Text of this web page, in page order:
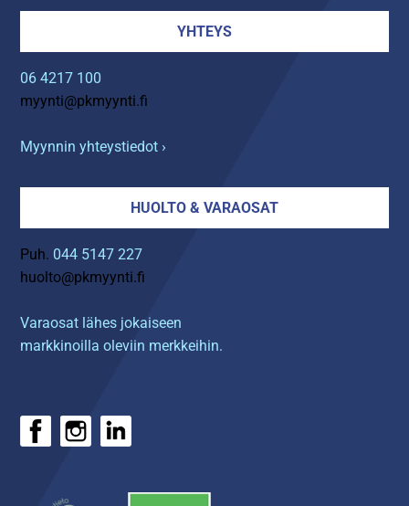
YHTEYS
06 4217 100
myynti@pkmyynti.fi
Myynnin yhteystiedot ›
HUOLTO & VARAOSAT
Puh. 044 5147 227
huolto@pkmyynti.fi
Varaosat lähes jokaiseen
markkinoilla oleviin merkkeihin.